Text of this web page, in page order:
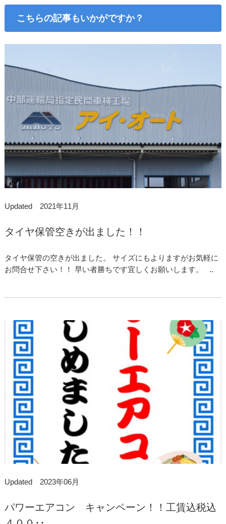
こちらの記事もいかがですか？
Updated 2021年11月
タイヤ保管空きが出ました！！
タイヤ保管の空きが出ました。 サイズにもよりますがお気軽に
お問合せ下さい！！ 早い者勝ちです宜しくお願いします。 ..
Updated 2023年06月
パワーエアコン キャンペーン！！工賃込税込